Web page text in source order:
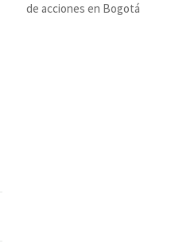
de acciones en Bogotá